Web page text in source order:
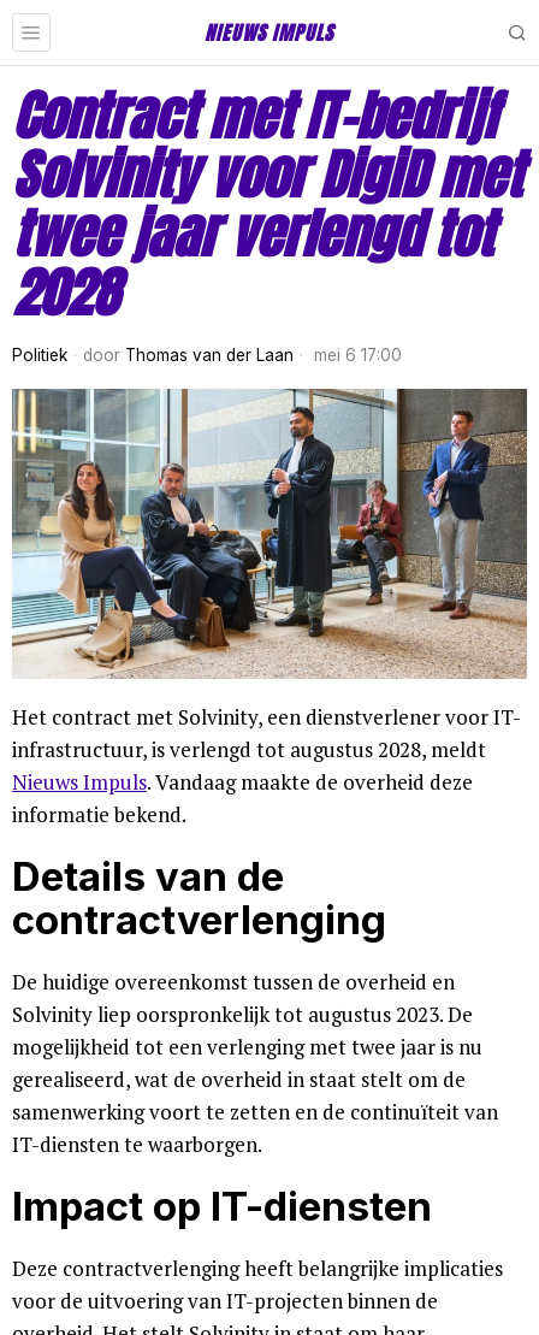
NIEUWS IMPULS
Contract met IT-bedrijf
Solvinity voor DigiD met
twee jaar verlengd tot
2028
Politiek door Thomas van der Laan mei 6 17:00
Het contract met Solvinity, een dienstverlener voor IT-
infrastructuur, is verlengd tot augustus 2028, meldt
Nieuws Impuls. Vandaag maakte de overheid deze
informatie bekend.
Details van de
contractverlenging
De huidige overeenkomst tussen de overheid en
Solvinity liep oorspronkelijk tot augustus 2023. De
mogelijkheid tot een verlenging met twee jaar is nu
gerealiseerd, wat de overheid in staat stelt om de
samenwerking voort te zetten en de continuïteit van
IT-diensten te waarborgen.
Impact op IT-diensten
Deze contractverlenging heeft belangrijke implicaties
voor de uitvoering van IT-projecten binnen de